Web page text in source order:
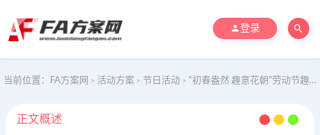
登录
当前位置： FA方案网 > 活动方案 > 节日活动 > “初春盎然 趣意花朝”劳动节趣味花朝节文娱公关传播方案
正文概述